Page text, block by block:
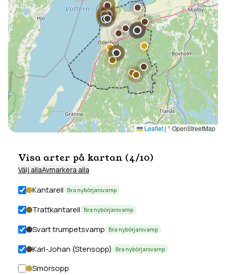
Leaflet | © OpenStreetMap
Visa arter på kartan (4/10)
Välj allaAvmarkera alla
Kantarell Bra nybörjarsvamp
Trattkantarell Bra nybörjarsvamp
Svart trumpetsvamp Bra nybörjarsvamp
Karl-Johan (Stensopp) Bra nybörjarsvamp
Smörsopp